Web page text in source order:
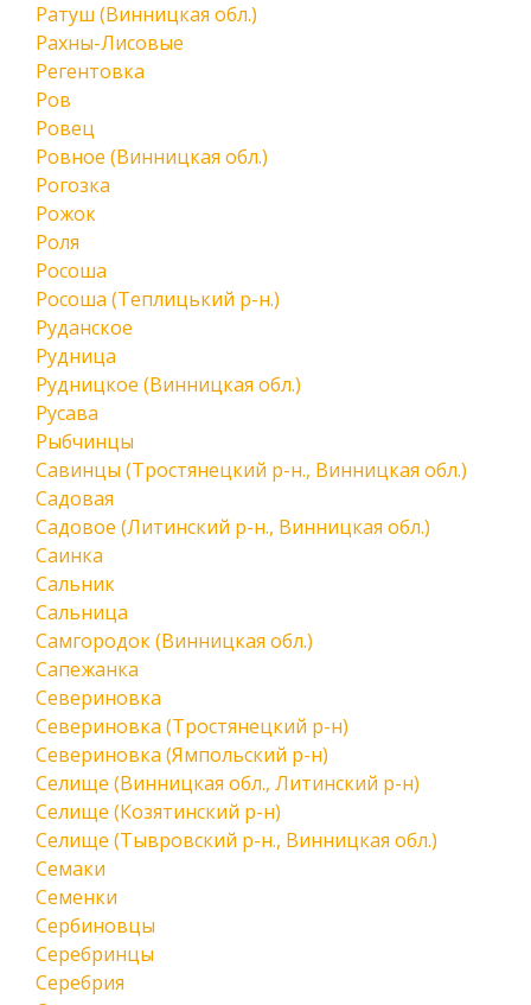
Ратуш (Винницкая обл.)
Рахны-Лисовые
Регентовка
Ров
Ровец
Ровное (Винницкая обл.)
Рогозка
Рожок
Роля
Росоша
Росоша (Теплицький р-н.)
Руданское
Рудница
Рудницкое (Винницкая обл.)
Русава
Рыбчинцы
Савинцы (Тростянецкий р-н., Винницкая обл.)
Садовая
Садовое (Литинский р-н., Винницкая обл.)
Саинка
Сальник
Сальница
Самгородок (Винницкая обл.)
Сапежанка
Севериновка
Севериновка (Тростянецкий р-н)
Севериновка (Ямпольский р-н)
Селище (Винницкая обл., Литинский р-н)
Селище (Козятинский р-н)
Селище (Тывровский р-н., Винницкая обл.)
Семаки
Семенки
Сербиновцы
Серебринцы
Серебрия